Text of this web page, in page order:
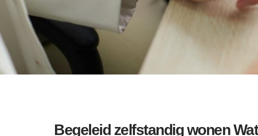
Begeleid zelfstandig wonen